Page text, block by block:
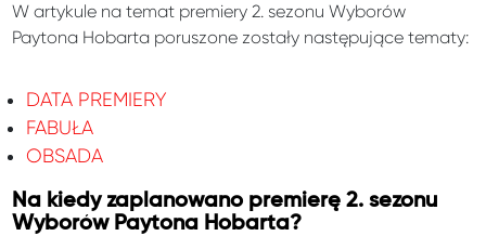
W artykule na temat premiery 2. sezonu Wyborów
Paytona Hobarta poruszone zostały następujące tematy:
DATA PREMIERY
FABUŁA
OBSADA
Na kiedy zaplanowano premierę 2. sezonu
Wyborów Paytona Hobarta?